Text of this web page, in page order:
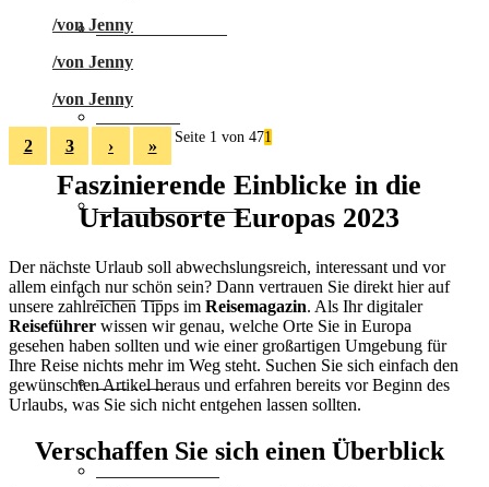
Familienurlaub
Freizeit & Action
Camping
Shopping
/von Jenny
/von Jenny
/von Jenny
Seite 1 von 471
2 3 › »
Faszinierende Einblicke in die
Urlaubsorte Europas 2023
Der nächste Urlaub soll abwechslungsreich, interessant und vor
allem einfach nur schön sein? Dann vertrauen Sie direkt hier auf
unsere zahlreichen Tipps im Reisemagazin. Als Ihr digitaler
Reiseführer wissen wir genau, welche Orte Sie in Europa
gesehen haben sollten und wie einer großartigen Umgebung für
Ihre Reise nichts mehr im Weg steht. Suchen Sie sich einfach den
gewünschten Artikel heraus und erfahren bereits vor Beginn des
Urlaubs, was Sie sich nicht entgehen lassen sollten.
Verschaffen Sie sich einen Überblick